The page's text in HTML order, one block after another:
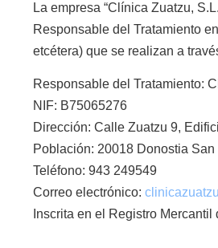
La empresa “Clínica Zuatzu,
Responsable del Tratamiento
etcétera) que se realizan a
Responsable del Tratamiento:
NIF: B75065276
Dirección: Calle Zuatzu 9,
Población: 20018 Donostia
Teléfono: 943 249549
Correo electrónico:
Inscrita en el Registro